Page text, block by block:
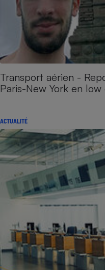
Transport aérien -
Paris-New York en low
ACTUALITÉ